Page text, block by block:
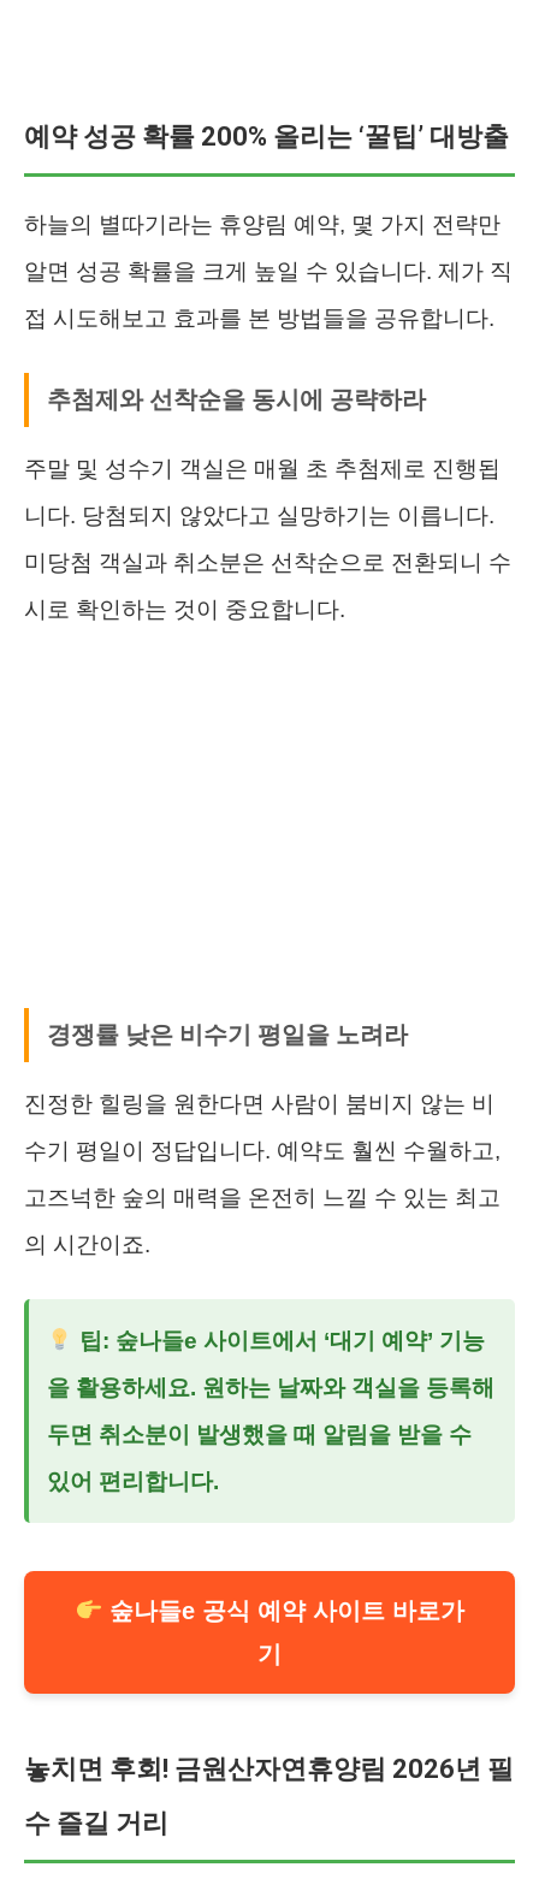
예약 성공 확률 200% 올리는 ‘꿀팁’ 대방출
하늘의 별따기라는 휴양림 예약, 몇 가지 전략만
알면 성공 확률을 크게 높일 수 있습니다. 제가 직
접 시도해보고 효과를 본 방법들을 공유합니다.
추첨제와 선착순을 동시에 공략하라
주말 및 성수기 객실은 매월 초 추첨제로 진행됩
니다. 당첨되지 않았다고 실망하기는 이릅니다.
미당첨 객실과 취소분은 선착순으로 전환되니 수
시로 확인하는 것이 중요합니다.
경쟁률 낮은 비수기 평일을 노려라
진정한 힐링을 원한다면 사람이 붐비지 않는 비
수기 평일이 정답입니다. 예약도 훨씬 수월하고,
고즈넉한 숲의 매력을 온전히 느낄 수 있는 최고
의 시간이죠.
팁: 숲나들e 사이트에서 ‘대기 예약’ 기능
을 활용하세요. 원하는 날짜와 객실을 등록해
두면 취소분이 발생했을 때 알림을 받을 수
있어 편리합니다.
숲나들e 공식 예약 사이트 바로가
기
놓치면 후회! 금원산자연휴양림 2026년 필
수 즐길 거리